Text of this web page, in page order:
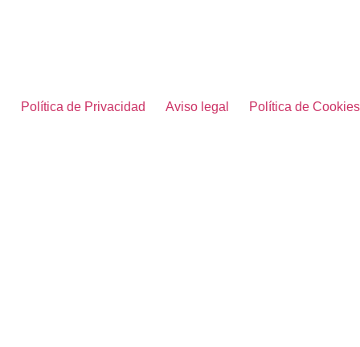
Política de Privacidad Aviso legal Política de Cookies